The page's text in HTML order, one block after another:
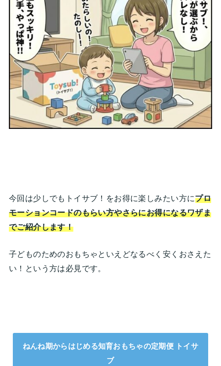
今回は少しでもトイサブ！をお得に楽しみたい方にプロ
モーションコードのもらい方やさらにお得になるワザま
でご紹介します！
子どものためのおもちゃといえどなるべく安くおさえた
い！という方は必見です。
ねんね期からはじめる知育おもちゃの定期便 トイサ
ブ